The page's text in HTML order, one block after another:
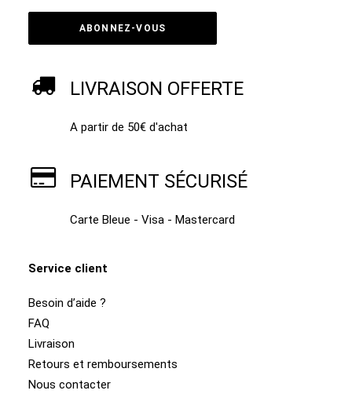
LIVRAISON OFFERTE
A partir de 50€ d'achat
PAIEMENT SÉCURISÉ
Carte Bleue - Visa - Mastercard
Service client
Besoin d’aide ?
FAQ
Livraison
Retours et remboursements
Nous contacter